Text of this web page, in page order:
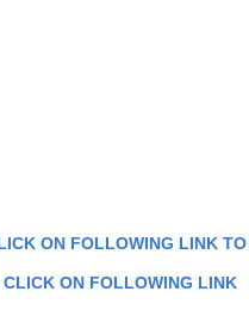
ON FOLLOWING LINK TO